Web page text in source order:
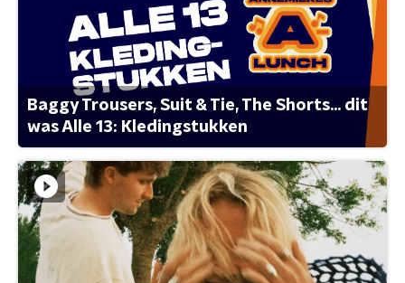
Baggy Trousers, Suit & Tie, The Shorts... dit
was Alle 13: Kledingstukken